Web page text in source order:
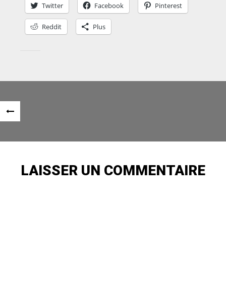
Twitter Facebook Pinterest
Reddit Plus
Navigation
LAISSER UN COMMENTAIRE